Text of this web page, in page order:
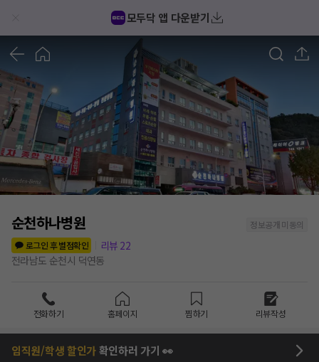
모두닥 앱 다운받기
1/
순천하나병원
정보공개 미동의
로그인 후 별점확인
리뷰 22
전라남도 순천시 덕연동
전화하기 홈페이지 찜하기 리뷰작성
임직원/학생 할인가확인하러 가기 👀